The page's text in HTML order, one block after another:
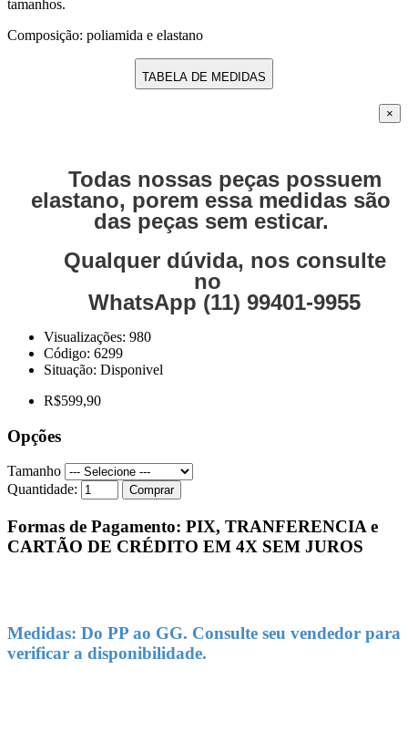
tamanhos.
Composição: poliamida e elastano
TABELA DE MEDIDAS
×
Todas nossas peças possuem
elastano, porem essa medidas são
das peças sem esticar.
Qualquer dúvida, nos consulte
no
WhatsApp (11) 99401-9955
Visualizações: 980
Código: 6299
Situação: Disponivel
R$599,90
Opções
Tamanho
Quantidade:
Comprar
Formas de Pagamento: PIX, TRANFERENCIA e
CARTÃO DE CRÉDITO EM 4X SEM JUROS
Medidas: Do PP ao GG. Consulte seu vendedor para
verificar a disponibilidade.